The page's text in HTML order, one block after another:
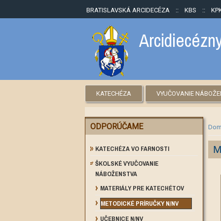
BRATISLAVSKÁ ARCIDECÉZA :: KBS ::
KATECHÉZA VYUČOVANIE
ODPORÚČAME
KATECHÉZA VO FARNOSTI
ŠKOLSKÉ VYUČOVANIE
NÁBOŽENSTVA
MATERIÁLY PRE KATECHÉTOV
METODICKÉ PRÍRUČKY N/NV